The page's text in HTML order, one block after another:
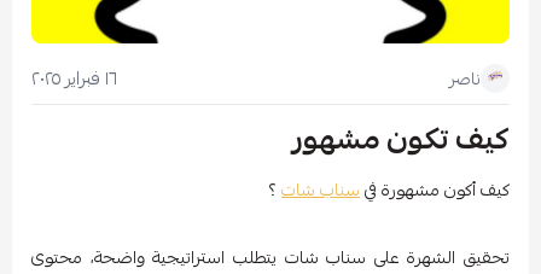
ناصر ١٦ فبراير ٢٠٢٥
كيف تكون مشهور
كيف أكون مشهورة فيسناب شات؟
تحقيق الشهرة على سناب شات يتطلب استراتيجية واضحة، محتوى